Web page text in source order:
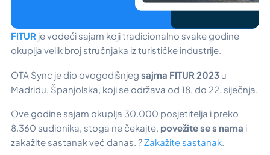
FITUR je vodeći sajam koji tradicionalno svake godine
okuplja velik broj stručnjaka iz turističke industrije.
OTA Sync je dio ovogodišnjeg sajma FITUR 2023 u
Madridu, Španjolska, koji se održava od 18. do 22. siječnja.
Ove godine sajam okuplja 30.000 posjetitelja i preko
8.360 sudionika, stoga ne čekajte, povežite se s nama i
zakažite sastanak već danas. ?Zakažite sastanak.